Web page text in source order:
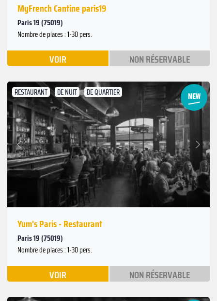
MyFrench Cantine paris19
Paris 19 (75019)
Nombre de places : 1-30 pers.
VOIR NON RÉSERVABLE
RESTAURANT DE NUIT DE QUARTIER
Précédent
Suivant
Yum's Paris - Restaurant
Paris 19 (75019)
Nombre de places : 1-30 pers.
VOIR NON RÉSERVABLE